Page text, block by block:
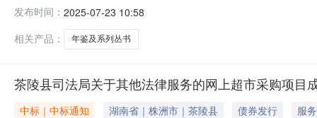
南省株洲市茶陵县报价起止时间:-二、采购单位信息采购
发布时间： 2025-07-23 10:58
相关产品：
年鉴及系列丛书
茶陵县司法局关于其他法律服务的网上超市采购项目
中标｜中标通知 湖南省｜株洲市｜茶陵县 债券发行
服务